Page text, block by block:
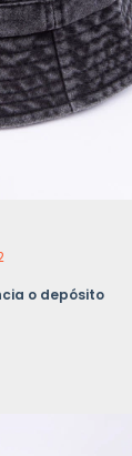
o depósito